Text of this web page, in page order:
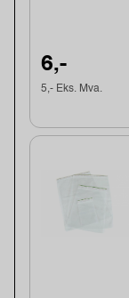
6,-
5,- Eks. Mva.